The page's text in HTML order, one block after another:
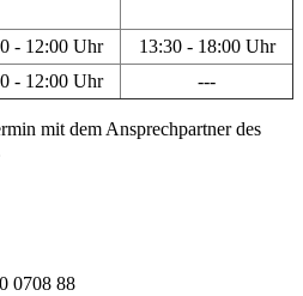
- 12:00 Uhr
13:30 - 18:00 Uhr
- 12:00 Uhr ---
mit dem Ansprechpartner des
0708 88